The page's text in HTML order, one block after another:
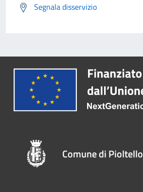
Segnala disservizio
Comune di Pioltello